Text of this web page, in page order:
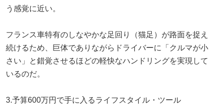
う感覚に近い。
フランス車特有のしなやかな足回り（猫足）が路面を捉え
続けるため、巨体でありながらドライバーに「クルマが小
さい」と錯覚させるほどの軽快なハンドリングを実現して
いるのだ。
3.予算600万円で手に入るライフスタイル・ツール